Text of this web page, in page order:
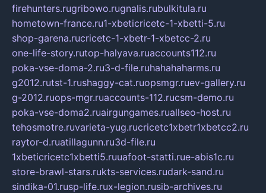
firehunters.rugribowo.rugnalis.rubulkitula.ru
hometown-france.ru1-xbeticricetc-1-xbetti-5.ru
shop-garena.rucricetc-1-xbetr-1-xbetcc-2.ru
one-life-story.rutop-halyava.ruaccounts112.ru
poka-vse-doma-2.ru3-d-file.ruhahahaharms.ru
g2012.rutst-1.rushaggy-cat.ruopsmgr.ruev-gallery.ru
g-2012.ruops-mgr.ruaccounts-112.rucsm-demo.ru
poka-vse-doma2.ruairgungames.ruallseo-host.ru
tehosmotre.ruvarieta-yug.rucricetc1xbetr1xbetcc2.ru
raytor-d.ruatillagunn.ru3d-file.ru
1xbeticricetc1xbetti5.ruuafoot-statti.rue-abis1c.ru
store-brawl-stars.rukts-services.rudark-sand.ru
sindika-01.rusp-life.rux-legion.rusib-archives.ru